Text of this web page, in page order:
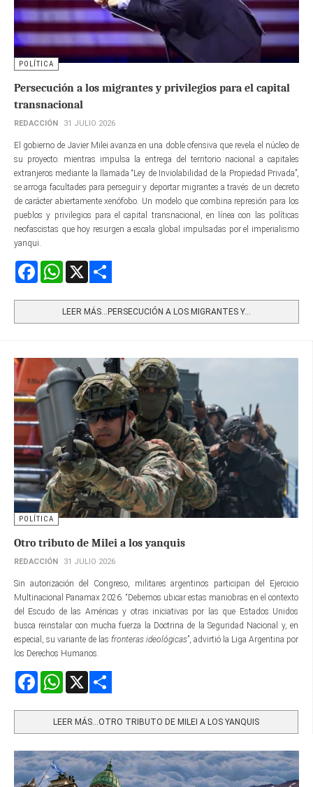
POLÍTICA
Persecución a los migrantes y privilegios para el capital
transnacional
REDACCIÓN 31 JULIO 2026
El gobierno de Javier Milei avanza en una doble ofensiva que revela el núcleo de
su proyecto: mientras impulsa la entrega del territorio nacional a capitales
extranjeros mediante la llamada “Ley de Inviolabilidad de la Propiedad Privada”,
se arroga facultades para perseguir y deportar migrantes a través de un decreto
de carácter abiertamente xenófobo. Un modelo que combina represión para los
pueblos y privilegios para el capital transnacional, en línea con las políticas
neofascistas que hoy resurgen a escala global impulsadas por el imperialismo
yanqui.
FacebookWhatsApp
LEER MÁS…PERSECUCIÓN A LOS MIGRANTES Y...
POLÍTICA
Otro tributo de Milei a los yanquis
REDACCIÓN 31 JULIO 2026
Sin autorización del Congreso, militares argentinos participan del Ejercicio
Multinacional Panamax 2026. “Debemos ubicar estas maniobras en el contexto
del Escudo de las Américas y otras iniciativas por las que Estados Unidos
busca reinstalar con mucha fuerza la Doctrina de la Seguridad Nacional y, en
especial, su variante de las fronteras ideológicas”, advirtió la Liga Argentina por
los Derechos Humanos.
FacebookWhatsApp
LEER MÁS…OTRO TRIBUTO DE MILEI A LOS YANQUIS